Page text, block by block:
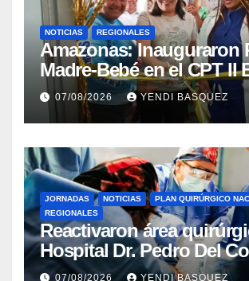
NOTICIAS REGIONALES
​Amazonas: Inauguraron
Madre-Bebé en el CPT II
del Aeropuerto
Rincón
07/08/2026 YENDI BASQUEZ
JORNADAS NOTICIAS
PLAN QUIRÚRGICO
REGIONALES
Reactivaron área
Hospital Dr. Pedro Del
Guárico
07/08/2026 YENDI BASQUEZ